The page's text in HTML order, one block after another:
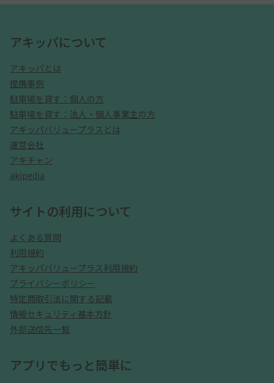
アキッパについて
アキッパとは
提携事例
駐車場を貸す：個人の方
駐車場を貸す：法人・個人事業主の方
アキッパバリュープラスとは
運営会社
アキチャン
akipedia
サイトの利用について
よくある質問
利用規約
アキッパバリュープラス利用規約
プライバシーポリシー
特定商取引法に関する記載
情報セキュリティ基本方針
外部送信先一覧
アプリでもっと簡単に